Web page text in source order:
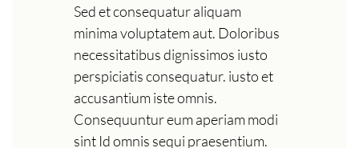
Sed et consequatur aliquam
minima voluptatem aut. Doloribus
necessitatibus dignissimos iusto
perspiciatis consequatur. iusto et
accusantium iste omnis.
Consequuntur eum aperiam modi
sint Id omnis sequi praesentium.